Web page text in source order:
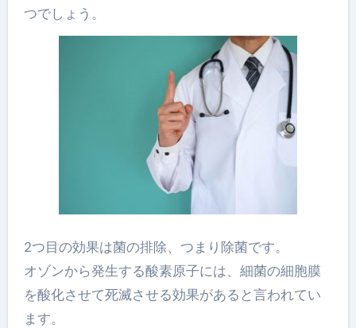
つでしょう。
2つ目の効果は菌の排除、つまり除菌です。
オゾンから発生する酸素原子には、細菌の細胞膜
を酸化させて死滅させる効果があると言われてい
ます。